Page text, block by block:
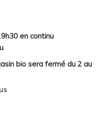
en continu
bio sera fermé du 2 au